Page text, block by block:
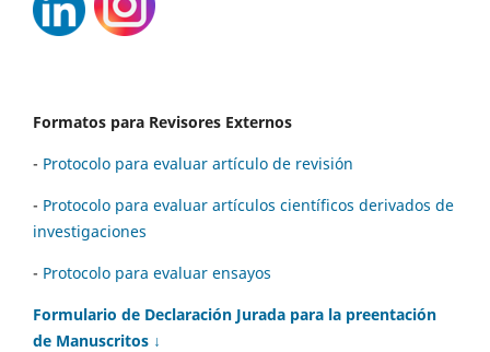
Formatos para Revisores Externos
- Protocolo para evaluar artículo de revisión
- Protocolo para evaluar artículos científicos derivados de
investigaciones
- Protocolo para evaluar ensayos
Formulario de Declaración Jurada para la preentación
de Manuscritos ↓